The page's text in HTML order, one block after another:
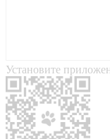
Установите